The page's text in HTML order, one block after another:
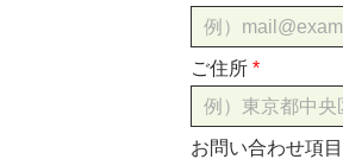
ご住所
お問い合わせ項目